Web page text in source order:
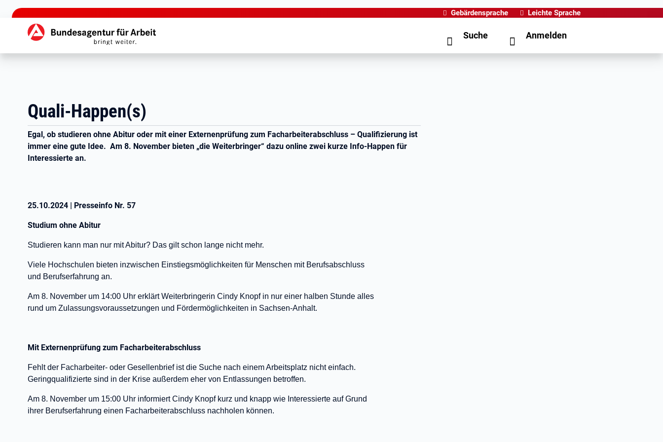
zu den Hauptinhalten springen
Gebärdensprache Leichte Sprache
Hauptnavigation Suche Anmelden
Quali-Happen(s)
Egal, ob studieren ohne Abitur oder mit einer Externenprüfung zum Facharbeiterabschluss – Qualifizierung ist
immer eine gute Idee. Am 8. November bieten „die Weiterbringer“ dazu online zwei kurze Info-Happen für
Interessierte an.
25.10.2024 | Presseinfo Nr. 57
Studium ohne Abitur
Studieren kann man nur mit Abitur? Das gilt schon lange nicht mehr.
Viele Hochschulen bieten inzwischen Einstiegsmöglichkeiten für Menschen mit Berufsabschluss
und Berufserfahrung an.
Am 8. November um 14:00 Uhr erklärt Weiterbringerin Cindy Knopf in nur einer halben Stunde alles
rund um Zulassungsvoraussetzungen und Fördermöglichkeiten in Sachsen-Anhalt.
Mit Externenprüfung zum Facharbeiterabschluss
Fehlt der Facharbeiter- oder Gesellenbrief ist die Suche nach einem Arbeitsplatz nicht einfach.
Geringqualifizierte sind in der Krise außerdem eher von Entlassungen betroffen.
Am 8. November um 15:00 Uhr informiert Cindy Knopf kurz und knapp wie Interessierte auf Grund
ihrer Berufserfahrung einen Facharbeiterabschluss nachholen können.